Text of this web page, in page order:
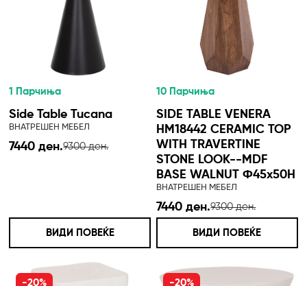
1 Парчиња
Side Table Tucana
ВНАТРЕШЕН МЕБЕЛ
7440 ден.9300 ден.
ВИДИ ПОВЕЌЕ
10 Парчиња
SIDE TABLE VENERA
HM18442 CERAMIC TOP
WITH TRAVERTINE
STONE LOOK--MDF
BASE WALNUT Φ45x50H
ВНАТРЕШЕН МЕБЕЛ
7440 ден.9300 ден.
ВИДИ ПОВЕЌЕ
-20% -20%